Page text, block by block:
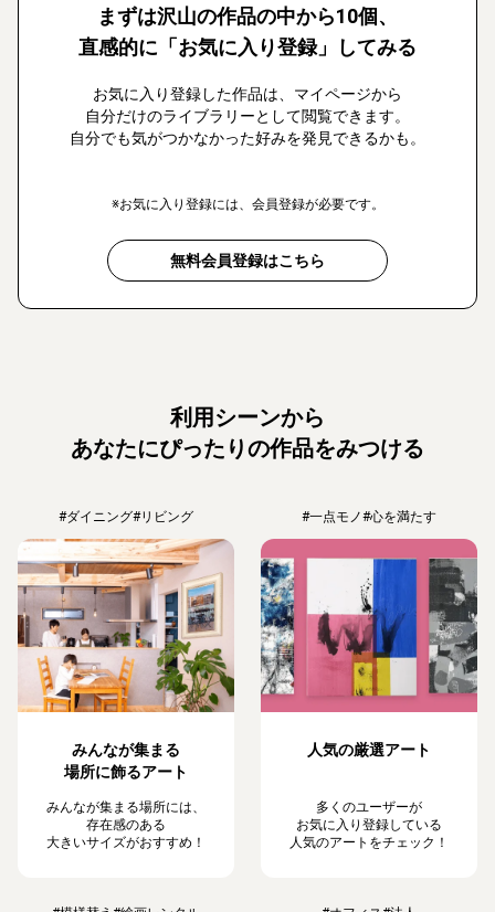
まずは沢山の作品の中から10個、
直感的に「お気に入り登録」してみる
お気に入り登録した作品は、マイページから
自分だけのライブラリーとして閲覧できます。
自分でも気がつかなかった好みを発見できるかも。
※お気に入り登録には、会員登録が必要です。
無料会員登録はこちら
利用シーンから
あなたにぴったりの作品をみつける
#ダイニング#リビング
みんなが集まる
場所に飾るアート
みんなが集まる場所には、
存在感のある
大きいサイズがおすすめ！
#一点モノ#心を満たす
人気の厳選アート
多くのユーザーが
お気に入り登録している
人気のアートをチェック！